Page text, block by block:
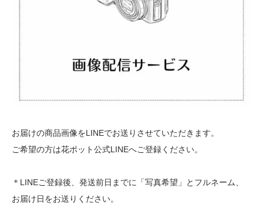
お届けの商品画像をLINEでお送りさせていただきます。
ご希望の方は花ポット公式LINEへご登録ください。
＊LINEご登録後、発送前日までに「写真希望」とフルネーム、
お届け日をお送りください。